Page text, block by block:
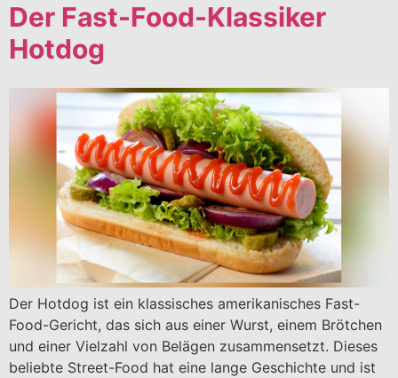
Der Fast-Food-Klassiker
Hotdog
Der Hotdog ist ein klassisches amerikanisches Fast-
Food-Gericht, das sich aus einer Wurst, einem Brötchen
und einer Vielzahl von Belägen zusammensetzt. Dieses
beliebte Street-Food hat eine lange Geschichte und ist